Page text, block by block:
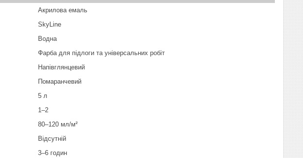
Акрилова емаль
SkyLine
Водна
Фарба для підлоги та універсальних робіт
Напівглянцевий
Помаранчевий
5 л
1–2
80–120 мл/м²
Відсутній
3–6 годин